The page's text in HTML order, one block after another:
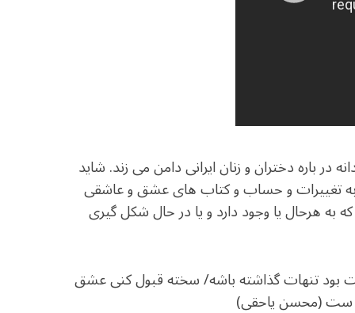
باره دختران و زنان ایرانی دامن می زند. شاید
تغییرات و حساب و کتاب های عشق و عاشقی
به هرحال یا وجود دارد و یا در حال شکل گیری
تنهات گذاشته باشه/ سخته قبول کنی عشق
ست (محسن یاحقی)